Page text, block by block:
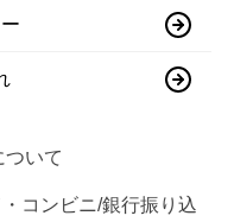
ついて
コンビニ/銀行振り込